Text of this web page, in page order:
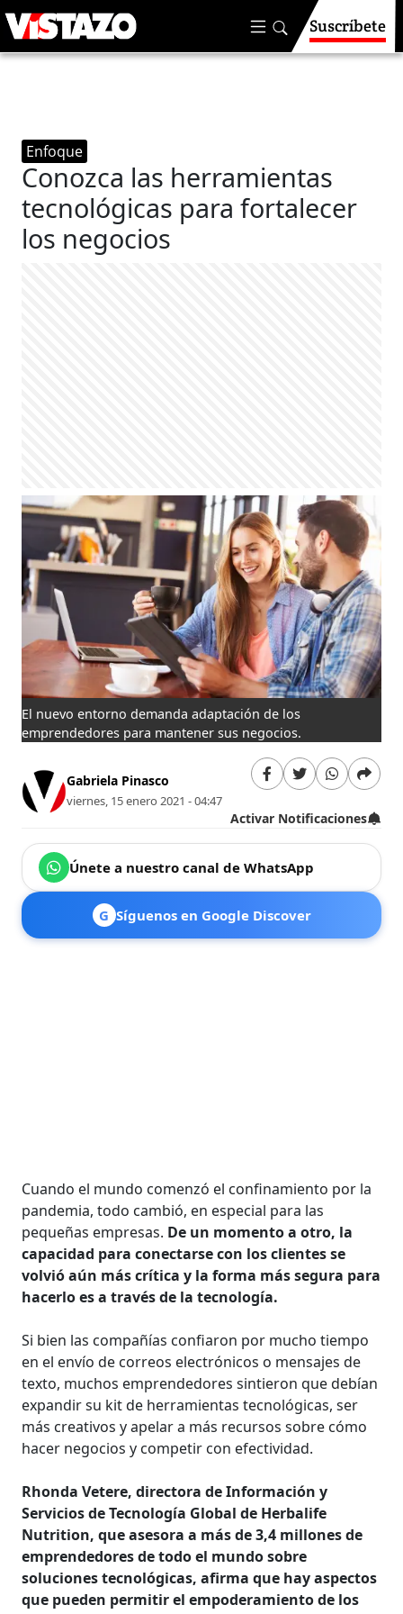
Suscríbete
Enfoque
Conozca las herramientas
tecnológicas para fortalecer
los negocios
El nuevo entorno demanda adaptación de los
emprendedores para mantener sus negocios.
Gabriela Pinasco
viernes, 15 enero 2021 - 04:47
Activar Notificaciones
Únete a nuestro canal de WhatsApp
G Síguenos en Google Discover
Cuando el mundo comenzó el confinamiento por la
pandemia, todo cambió, en especial para las
pequeñas empresas. De un momento a otro, la
capacidad para conectarse con los clientes se
volvió aún más crítica y la forma más segura para
hacerlo es a través de la tecnología.
Si bien las compañías confiaron por mucho tiempo
en el envío de correos electrónicos o mensajes de
texto, muchos emprendedores sintieron que debían
expandir su kit de herramientas tecnológicas, ser
más creativos y apelar a más recursos sobre cómo
hacer negocios y competir con efectividad.
Rhonda Vetere, directora de Información y
Servicios de Tecnología Global de Herbalife
Nutrition, que asesora a más de 3,4 millones de
emprendedores de todo el mundo sobre
soluciones tecnológicas, afirma que hay aspectos
que pueden permitir el empoderamiento de los